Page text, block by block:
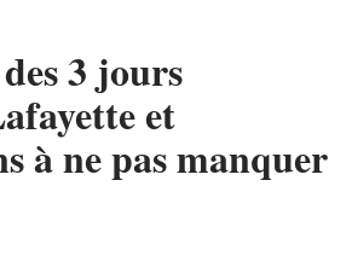
3 jours
et
à ne pas manquer